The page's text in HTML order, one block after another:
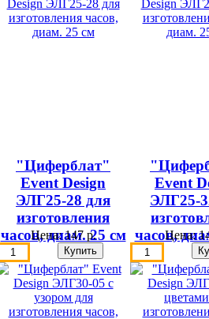
"Циферблат"
Event Design
ЭЛГ25-28 для
изготовления
часов, диам. 25 см
Цена:147 р.
Event
ЭЛГ25-
часов,Цена: